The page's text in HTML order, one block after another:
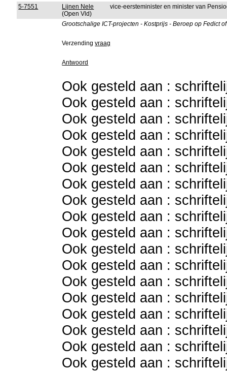
5-7551
Lijnen Nele
(Open Vld)
vice-eersteminister en minister van
Grootschalige ICT-projecten - Kostprijs - Beroep op Fedict
Verzendingvraag
Antwoord
Ook gesteld aan :
Ook gesteld aan :
Ook gesteld aan :
Ook gesteld aan :
Ook gesteld aan :
Ook gesteld aan :
Ook gesteld aan :
Ook gesteld aan :
Ook gesteld aan :
Ook gesteld aan :
Ook gesteld aan :
Ook gesteld aan :
Ook gesteld aan :
Ook gesteld aan :
Ook gesteld aan :
Ook gesteld aan :
Ook gesteld aan :
Ook gesteld aan :